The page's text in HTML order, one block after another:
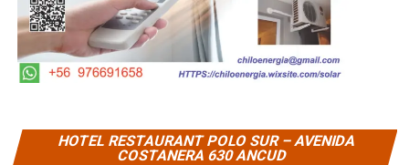
HOTEL RESTAURANT POLO SUR – AVENIDA
COSTANERA 630 ANCUD